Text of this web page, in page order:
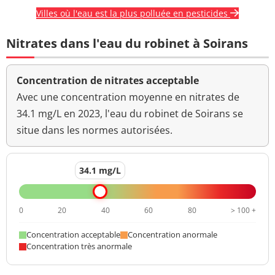
Chlorothalonil-4-
hydroxy
<0,020 µg/L <=0,1 µg/L
Chlorothalonil <0,020 µg/L <=0,1 µg/L
R417888
<0,020 µg/L
Aclonifen <0,020 µg/L <=0,1 µg/L
Cyproconazol <0,020 µg/L
Chlorprophame <0,10 µg/L
Chlortoluron <0,020 µg/L <=0,1 µg/L
Cyazofamide <0,020 µg/L <=0,1 µg/L
Cycloxydime <0,020 µg/L <=0,1 µg/L
Cyperméthrine <0,10 µg/L <=0,1 µg/L
Villes où l'eau est la plus polluée en pesticides
Nitrates dans l'eau du robinet à Soirans
Concentration de nitrates acceptable
Avec une concentration moyenne en nitrates de
34.1 mg/L en 2023, l'eau du robinet de Soirans se
situe dans les normes autorisées.
34.1 mg/L
0 20 40 60 80 > 100 +
Concentration acceptable
Concentration anormale
Concentration très anormale